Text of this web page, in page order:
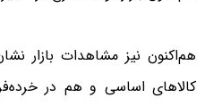
هم‌اکنون نیز مشاهدات بازار
کالاهای اساسی و هم در